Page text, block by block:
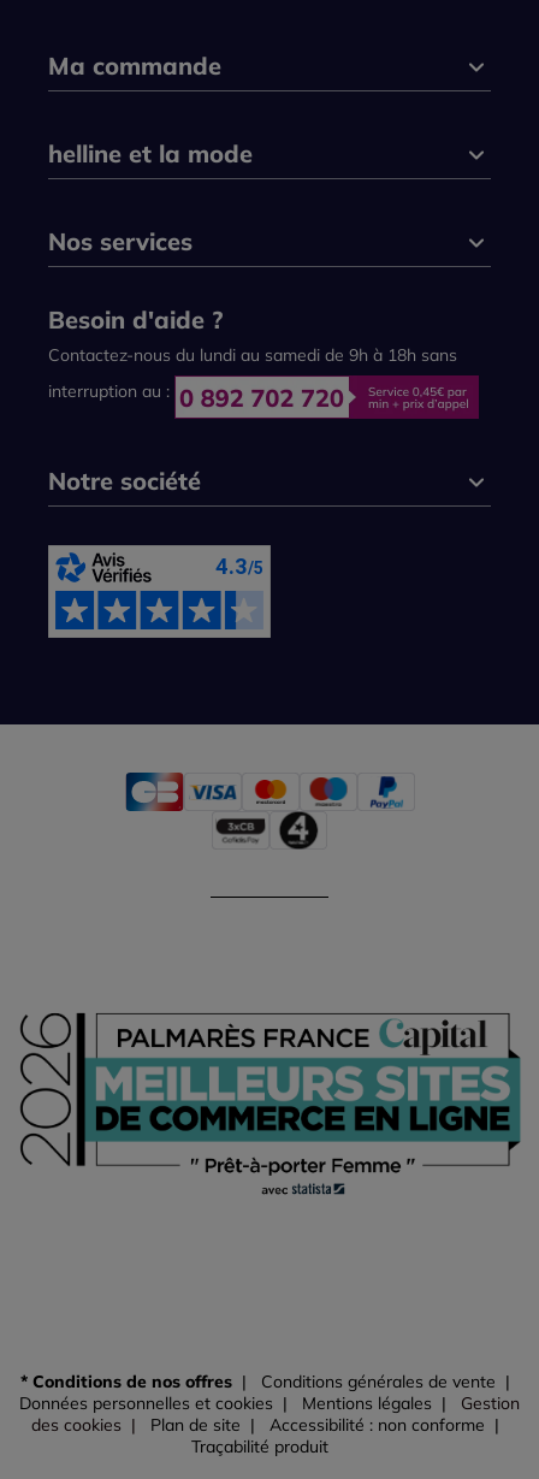
Ma commande
helline et la mode
Nos services
Besoin d'aide ?
Contactez-nous du lundi au samedi de 9h à 18h sans
interruption au :
Notre société
* Conditions de nos offres
Conditions générales de vente
Données personnelles et cookies
Mentions légales
Gestion
des cookies
Plan de site
Accessibilité : non conforme
Traçabilité produit